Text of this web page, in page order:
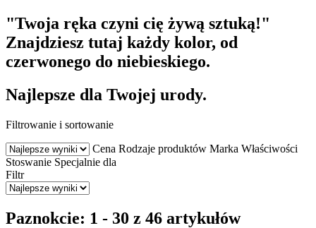
"Twoja ręka czyni cię żywą sztuką!"
Znajdziesz tutaj każdy kolor, od
czerwonego do niebieskiego.
Najlepsze dla Twojej urody.
Filtrowanie i sortowanie
Cena Rodzaje produktów Marka Właściwości
Stoswanie Specjalnie dla
Filtr
Paznokcie: 1 - 30 z 46 artykułów